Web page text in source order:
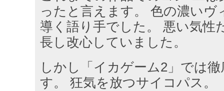
ったと言えます。 色の濃いヴ
導く語り手でした。 悪い気性
長し改心していました。
しかし「イカゲーム2」では
す。 狂気を放つサイコパス。